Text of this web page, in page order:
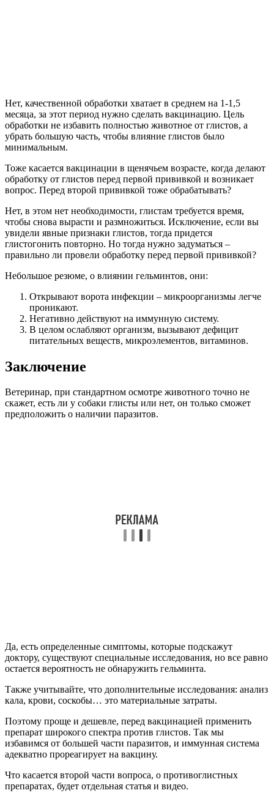
Нет, качественной обработки хватает в среднем на 1-1,5
месяца, за этот период нужно сделать вакцинацию. Цель
обработки не избавить полностью животное от глистов, а
убрать большую часть, чтобы влияние глистов было
минимальным.
Тоже касается вакцинации в щенячьем возрасте, когда делают
обработку от глистов перед первой прививкой и возникает
вопрос. Перед второй прививкой тоже обрабатывать?
Нет, в этом нет необходимости, глистам требуется время,
чтобы снова вырасти и размножиться. Исключение, если вы
увидели явные признаки глистов, тогда придется
глистогонить повторно. Но тогда нужно задуматься –
правильно ли провели обработку перед первой прививкой?
Небольшое резюме, о влиянии гельминтов, они:
Открывают ворота инфекции – микроорганизмы легче
проникают.
Негативно действуют на иммунную систему.
В целом ослабляют организм, вызывают дефицит
питательных веществ, микроэлементов, витаминов.
Заключение
Ветеринар, при стандартном осмотре животного точно не
скажет, есть ли у собаки глисты или нет, он только сможет
предположить о наличии паразитов.
Да, есть определенные симптомы, которые подскажут
доктору, существуют специальные исследования, но все равно
остается вероятность не обнаружить гельминта.
Также учитывайте, что дополнительные исследования: анализ
кала, крови, соскобы… это материальные затраты.
Поэтому проще и дешевле, перед вакцинацией применить
препарат широкого спектра против глистов. Так мы
избавимся от большей части паразитов, и иммунная система
адекватно прореагирует на вакцину.
Что касается второй части вопроса, о противоглистных
препаратах, будет отдельная статья и видео.